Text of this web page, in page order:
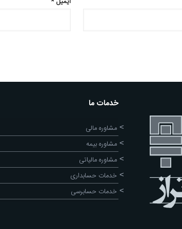
خدمات ما
مشاوره مالی
مشاوره بیمه
مشاوره مالیاتی
خدمات حسابداری
خدمات حسابرسی